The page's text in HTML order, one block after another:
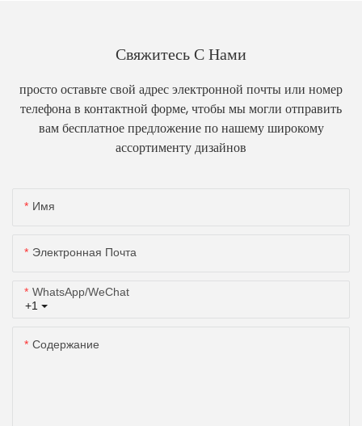
Свяжитесь С Нами
просто оставьте свой адрес электронной почты или номер
телефона в контактной форме, чтобы мы могли отправить
вам бесплатное предложение по нашему широкому
ассортименту дизайнов
Имя
Электронная Почта
+1
WhatsApp/WeChat
Содержание